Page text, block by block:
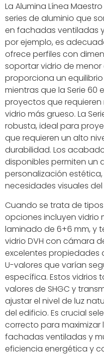
La Alumina Línea
series de aluminio que
en fachadas ventiladas
por ejemplo, es
ofrece perfiles con
soportar vidrio de menor
proporciona un
mientras que la Serie 60
proyectos que
vidrio más grueso. La
robusta, ideal para
que requieren un alto
durabilidad. Los
disponibles permiten un
personalización
necesidades visuales
Cuando se trata de
opciones incluyen vidrio
laminado de 6+6 mm, y
vidrio DVH con cámara
excelentes propiedades
U-valores que varían
específica. Estos vidrios
valores de SHGC y
ajustar el nivel de luz
del edificio. Es crucial
correcto para maximizar
fachadas ventiladas y
eficiencia energética y